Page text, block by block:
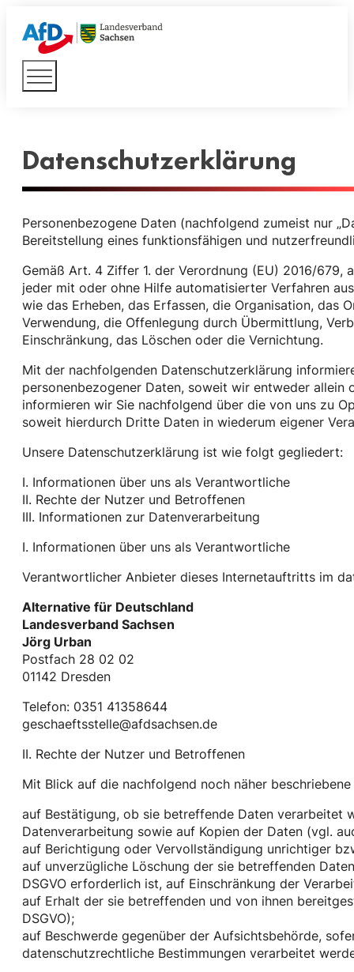
Datenschutz­erklärung
Personenbezogene Daten (nachfolgend zumeist nur
Bereitstellung eines funktionsfähigen und
Gemäß Art. 4 Ziffer 1. der Verordnung (EU) 2016/679,
jeder mit oder ohne Hilfe automatisierter Verfahren
wie das Erheben, das Erfassen, die Organisation, das
Verwendung, die Offenlegung durch Übermittlung,
Einschränkung, das Löschen oder die Vernichtung.
Mit der nachfolgenden Datenschutzerklärung
personenbezogener Daten, soweit wir entweder
informieren wir Sie nachfolgend über die von uns zu
soweit hierdurch Dritte Daten in wiederum eigener
Unsere Datenschutzerklärung ist wie folgt gegliedert:
I. Informationen über uns als Verantwortliche
II. Rechte der Nutzer und Betroffenen
III. Informationen zur Datenverarbeitung
I. Informationen über uns als Verantwortliche
Verantwortlicher Anbieter dieses Internetauftritts im
Alternative für Deutschland
Landesverband Sachsen
Jörg Urban
Postfach 28 02 02
01142 Dresden
Telefon: 0351 41358644
geschaeftsstelle@afdsachsen.de
II. Rechte der Nutzer und Betroffenen
Mit Blick auf die nachfolgend noch näher
auf Bestätigung, ob sie betreffende Daten verarbeitet
Datenverarbeitung sowie auf Kopien der Daten (vgl.
auf Berichtigung oder Vervollständigung unrichtiger
auf unverzügliche Löschung der sie betreffenden
DSGVO erforderlich ist, auf Einschränkung der
auf Erhalt der sie betreffenden und von ihnen
DSGVO);
auf Beschwerde gegenüber der Aufsichtsbehörde,
datenschutzrechtliche Bestimmungen verarbeitet